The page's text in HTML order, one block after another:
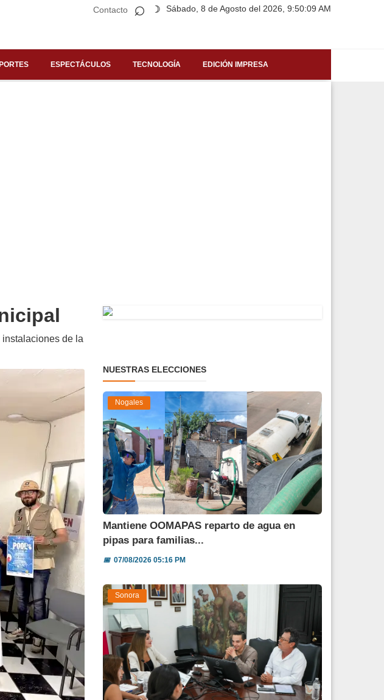
Contacto Sábado, 8 de Agosto del 2026, 9:50:09 AM
⌕ ☽
ESPECTÁCULOS TECNOLOGÍA EDICIÓN IMPRESA
instalaciones de la
NUESTRAS ELECCIONES
Nogales
Mantiene OOMAPAS reparto de agua en
pipas para familias...
📅07/08/2026 05:16 PM
Sonora